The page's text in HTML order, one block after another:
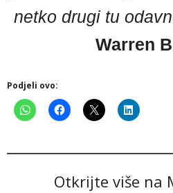
netko drugi tu
Warren
Podjeli ovo:
Otkrijte više na